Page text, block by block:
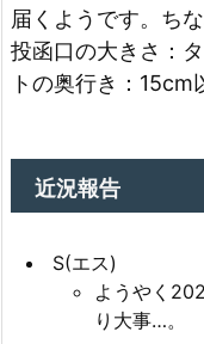
届くようです。ち
投函口の大きさ：
トの奥行き：15cm
近況報告
S(エス)
ようやく
り大事…。